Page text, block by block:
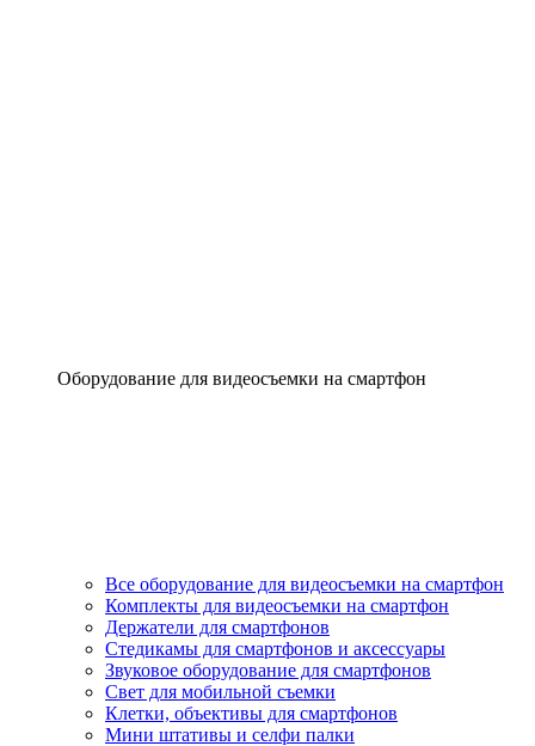
Оборудование для видеосъемки на смартфон
Все оборудование для видеосъемки на смартфон
Комплекты для видеосъемки на смартфон
Держатели для смартфонов
Стедикамы для смартфонов и аксессуары
Звуковое оборудование для смартфонов
Свет для мобильной съемки
Клетки, объективы для смартфонов
Мини штативы и селфи палки